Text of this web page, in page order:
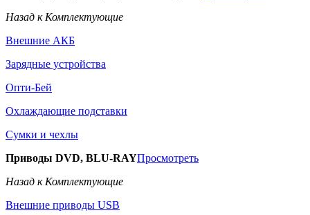
Назад к Комплектующие
Внешние АКБ
Зарядные устройства
Опти-Бей
Охлаждающие подставки
Сумки и чехлы
Приводы DVD, BLU-RAYПросмотреть
Назад к Комплектующие
Внешние приводы USB